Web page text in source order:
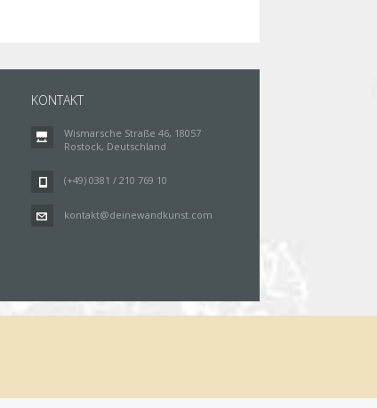
KONTAKT
Wismarsche Straße 46, 18057
Rostock, Deutschland
(+49) 0381 / 210 769 10
kontakt@deinewandkunst.com